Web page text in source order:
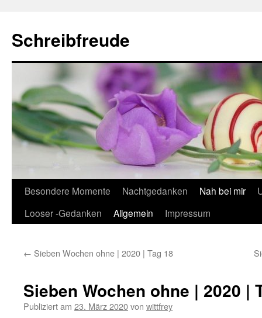
Schreibfreude
Besondere Momente Nachtgedanken Nah bei mir
Looser -Gedanken
Allgemein Impressum
← Sieben Wochen ohne | 2020 | Tag 18
Sieben Wochen ohne | 2020 |
Publiziert am 23. März 2020von wittfrey